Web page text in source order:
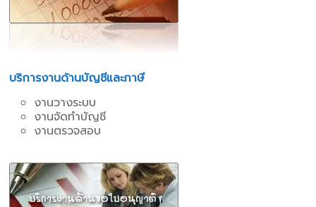
บริการงานด้านบัญชีและภาษี
งานวางระบบ
งานจัดทำบัญชี
งานตรวจสอบ